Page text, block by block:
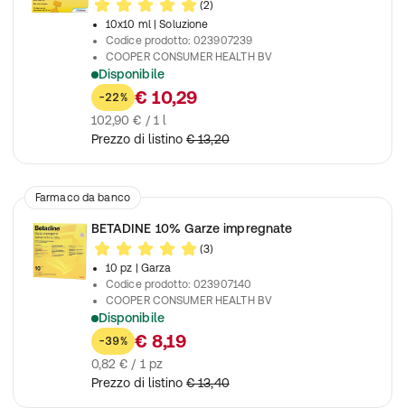
(2)
10x10 ml
| Soluzione
Codice prodotto:023907239
COOPER CONSUMER HEALTH BV
Disponibile
Per disinfettare la pelle lesa (ferite, piaghe), degli adulti e dei
-22% € 10,29
102,90 € / 1 l
Prezzo di listino € 13,20
Farmaco da banco
BETADINE 10% Garze impregnate
(3)
10 pz
| Garza
Codice prodotto:023907140
COOPER CONSUMER HEALTH BV
Disponibile
Disinfezione della cute lesa (ferite, piaghe)
-39% € 8,19
0,82 € / 1 pz
Prezzo di listino € 13,40